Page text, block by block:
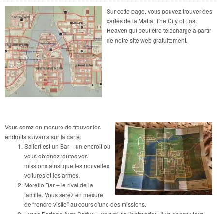
Sur cette page, vous pouvez trouver des
cartes de la Mafia: The City of Lost
Heaven qui peut être téléchargé à partir
de notre site web gratuitement.
Vous serez en mesure de trouver les
endroits suivants sur la carte:
Salieri est un Bar – un endroit où
vous obtenez toutes vos
missions ainsi que les nouvelles
voitures et les armes.
Morello Bar – le rival de la
famille. Vous serez en mesure
de “rendre visite” au cours d'une des missions.